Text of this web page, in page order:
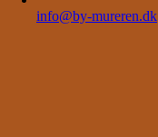
info@by-mureren.dk